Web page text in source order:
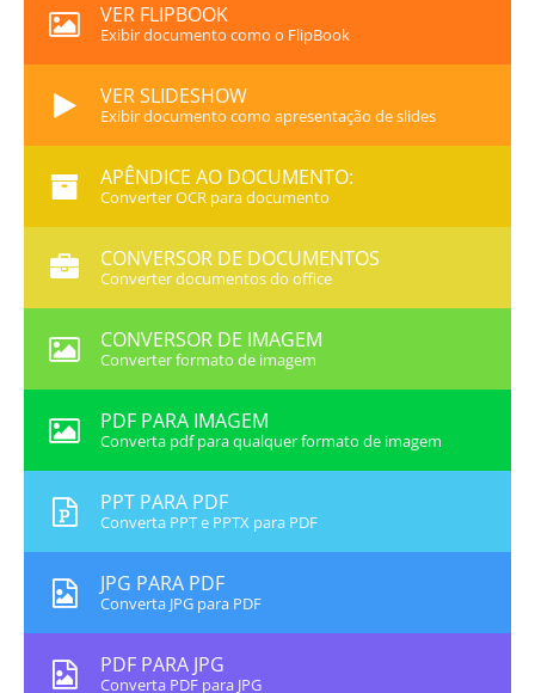
VER FLIPBOOK
Exibir documento como o FlipBook
VER SLIDESHOW
Exibir documento como apresentação de slides
APÊNDICE AO DOCUMENTO:
Converter OCR para documento
CONVERSOR DE DOCUMENTOS
Converter documentos do office
CONVERSOR DE IMAGEM
Converter formato de imagem
PDF PARA IMAGEM
Converta pdf para qualquer formato de imagem
PPT PARA PDF
Converta PPT e PPTX para PDF
JPG PARA PDF
Converta JPG para PDF
PDF PARA JPG
Converta PDF para JPG